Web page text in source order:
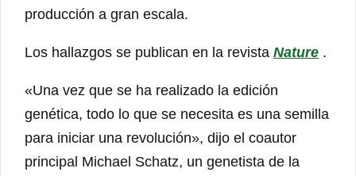
producción a gran escala.
Los hallazgos se publican en la revista Nature .
«Una vez que se ha realizado la edición
genética, todo lo que se necesita es una semilla
para iniciar una revolución», dijo el coautor
principal Michael Schatz, un genetista de la